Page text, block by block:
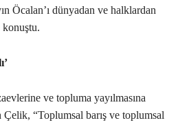
Öcalan’ı dünyadan ve halklardan
ve topluma yayılmasına
“Toplumsal barış ve toplumsal